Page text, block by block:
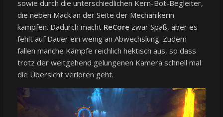
sowie durch die unterschiedlichen Kern-Bot-Begleiter,
die neben Mack an der Seite der Mechanikerin
kämpfen. Dadurch macht ReCore zwar Spaß, aber es
fehlt auf Dauer ein wenig an Abwechslung. Zudem
fallen manche Kämpfe reichlich hektisch aus, so dass
trotz der weitgehend gelungenen Kamera schnell mal
die Übersicht verloren geht.